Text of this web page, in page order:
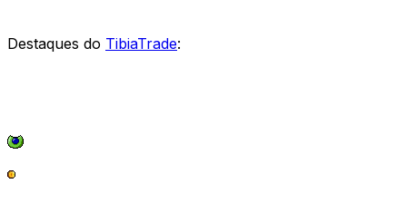
Destaques do TibiaTrade: